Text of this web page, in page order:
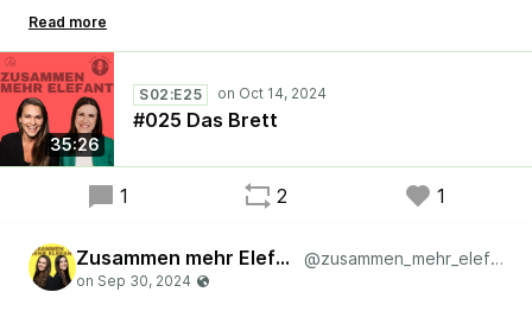
Daily oder Kanban-Board! Alisa und Nadja prüfen,
welches Brett und welche Routinen die Scrum-
Community von Lean übernommen hat und was es
wirklich bringt. Neugierig? Jetzt reinhören und
erfahren, welche Veränderungen auf Teams
zukommen! 🚀
35:26
S02:E25
#025 Das Brett
1 2 1
Zusammen mehr Elefant @zusammen_mehr_elefant